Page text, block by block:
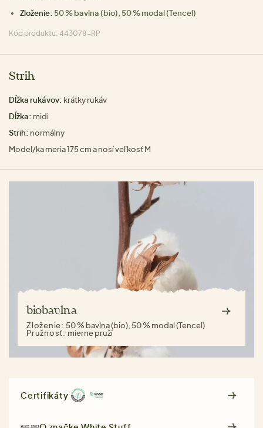
Zloženie: 50 % bavlna (bio), 50 % modal (Tencel)
Kód produktu: 443078-RP
Strih
Dĺžka rukávov: krátky rukáv
Dĺžka: midi
Strih: normálny
Model/ka meria 175 cm a nosí veľkosť M
biobavlna
Zloženie: 50 % bavlna (bio), 50 % modal (Tencel)
Pružnosť: mierne pruží
Certifikáty